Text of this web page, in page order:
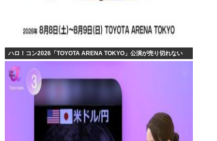
ハロ！コン2026「TOYOTA ARENA TOKYO」公演が売り切れない